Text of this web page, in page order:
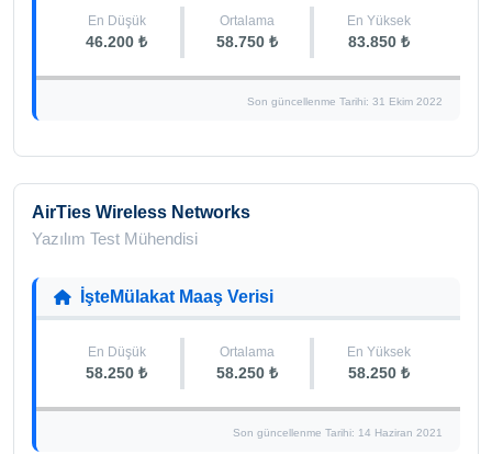
En Düşük
46.200 ₺
Ortalama
58.750 ₺
En Yüksek
83.850 ₺
Son güncellenme Tarihi: 31 Ekim 2022
AirTies Wireless Networks
Yazılım Test Mühendisi
İşteMülakat Maaş Verisi
En Düşük
58.250 ₺
Ortalama
58.250 ₺
En Yüksek
58.250 ₺
Son güncellenme Tarihi: 14 Haziran 2021